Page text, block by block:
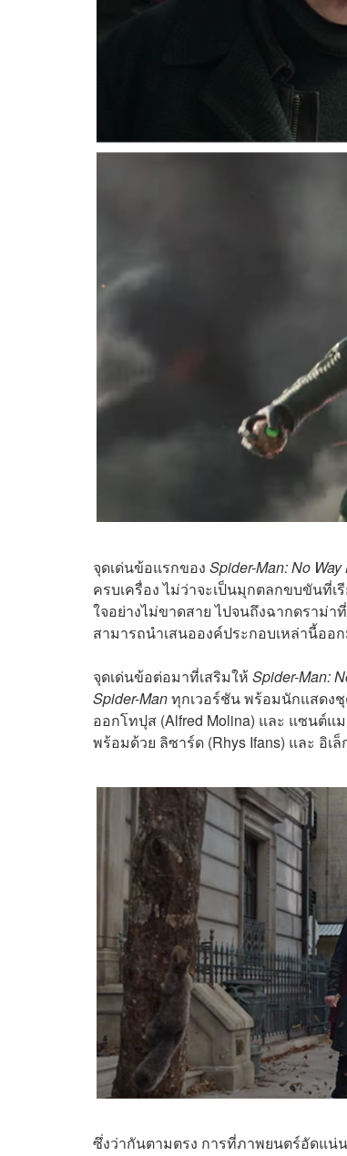
จุดเด่นข้อแรกของ Spider-Man: No Way
ครบเครื่อง ไม่ว่าจะเป็นมุกตลกขบขันที่
ใจอย่างไม่ขาดสาย ไปจนถึงฉากดราม่า
สามารถนำเสนอองค์ประกอบเหล่านี้ออ
จุดเด่นข้อต่อมาที่เสริมให้Spider-Man:
Spider-Manทุกเวอร์ชัน พร้อมนักแสดง
ออกโทปุส (Alfred Molina) และ แซนต์แ
พร้อมด้วย ลิซาร์ด (Rhys Ifans) และ อิเล็
ซึ่งว่ากันตามตรง การที่ภาพยนตร์อัดแน่